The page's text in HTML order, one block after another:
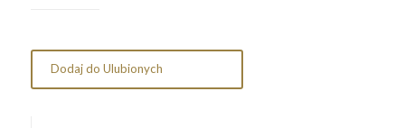
Dodaj do Ulubionych